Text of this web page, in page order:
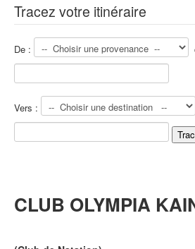
Tracez votre itinéraire
De :
Vers :
CLUB OLYMPIA